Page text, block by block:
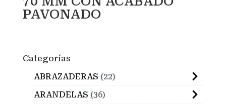
PAVONADO
Categorías
ABRAZADERAS 22
ARANDELAS 36